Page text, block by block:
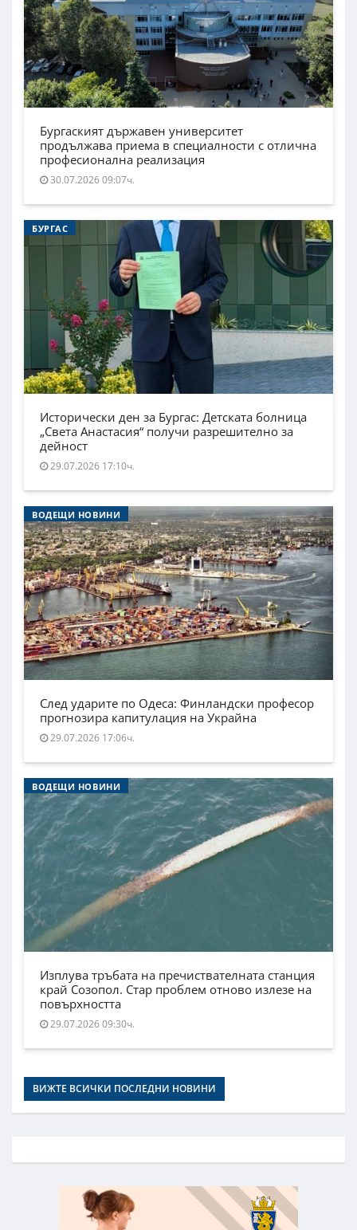
Бургаският държавен университет
продължава приема в специалности с отлична
професионална реализация
30.07.2026 09:07ч.
БУРГАС
Исторически ден за Бургас: Детската болница
„Света Анастасия“ получи разрешително за
дейност
29.07.2026 17:10ч.
ВОДЕЩИ НОВИНИ
След ударите по Одеса: Финландски професор
прогнозира капитулация на Украйна
29.07.2026 17:06ч.
ВОДЕЩИ НОВИНИ
Изплува тръбата на пречиствателната станция
край Созопол. Стар проблем отново излезе на
повърхността
29.07.2026 09:30ч.
ВИЖТЕ ВСИЧКИ ПОСЛЕДНИ НОВИНИ